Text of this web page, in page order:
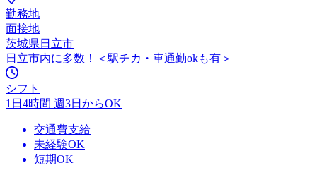
勤務地
面接地
茨城県日立市
日立市内に多数！＜駅チカ・車通勤okも有＞
シフト
1日4時間 週3日からOK
交通費支給
未経験OK
短期OK